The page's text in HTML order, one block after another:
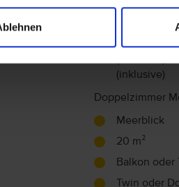
Twin
(inklusive),
(inklusive)
Doppelzimmer
Meerblick
20 m²
Balkon oder
Twin oder